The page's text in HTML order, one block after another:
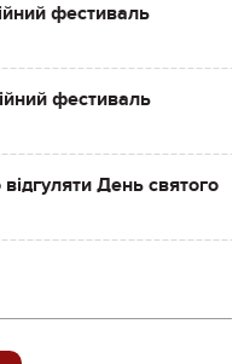
фестиваль
фестиваль
День святого